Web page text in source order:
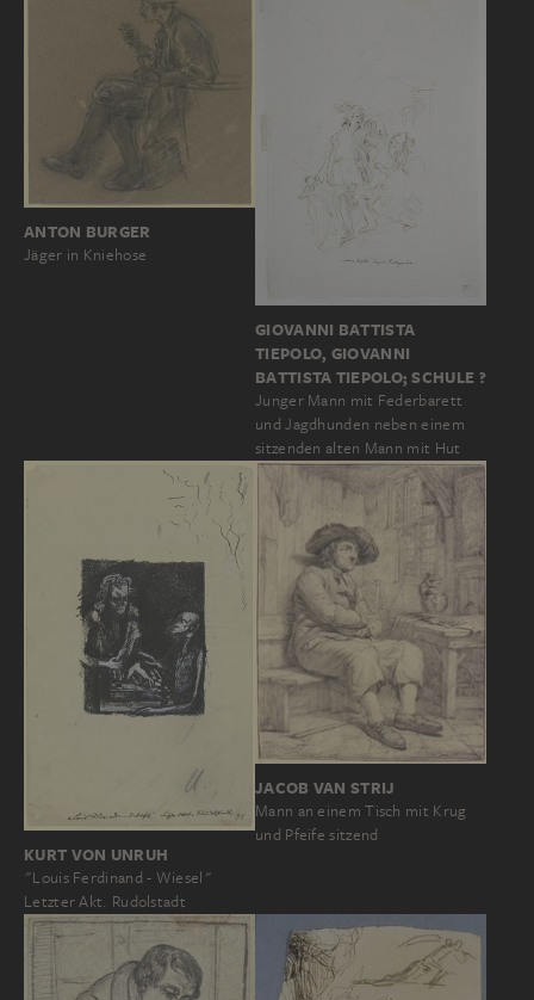
ANTON BURGER
Jäger in Kniehose
GIOVANNI BATTISTA
TIEPOLO, GIOVANNI
BATTISTA TIEPOLO; SCHULE ?
Junger Mann mit Federbarett
und Jagdhunden neben einem
sitzenden alten Mann mit Hut
KURT VON UNRUH
"Louis Ferdinand - Wiesel"
Letzter Akt. Rudolstadt
JACOB VAN STRIJ
Mann an einem Tisch mit Krug
und Pfeife sitzend